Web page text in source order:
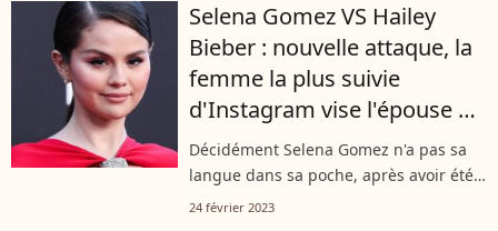
snobée par une star planétaire, qui...
Selena Gomez VS Hailey
Bieber : nouvelle attaque, la
femme la plus suivie
d'Instagram vise l'épouse de
son ex
Décidément Selena Gomez n'a pas sa
langue dans sa poche, après avoir été
attaqué à de nombreuses reprises sur
24 février 2023